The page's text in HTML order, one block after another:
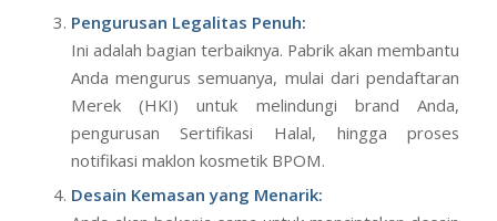
Pengurusan Legalitas Penuh:
Ini adalah bagian terbaiknya. Pabrik akan membantu
Anda mengurus semuanya, mulai dari pendaftaran
Merek (HKI) untuk melindungi brand Anda,
pengurusan Sertifikasi Halal, hingga proses
notifikasi maklon kosmetik BPOM.
Desain Kemasan yang Menarik: